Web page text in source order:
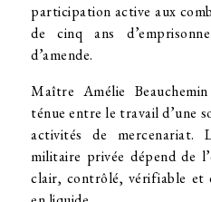
participation active aux
de cinq ans
d’amende.
Maître Amélie
ténue entre le travail d’une
activités de mercenariat.
militaire privée dépend de
clair, contrôlé, vérifiable et